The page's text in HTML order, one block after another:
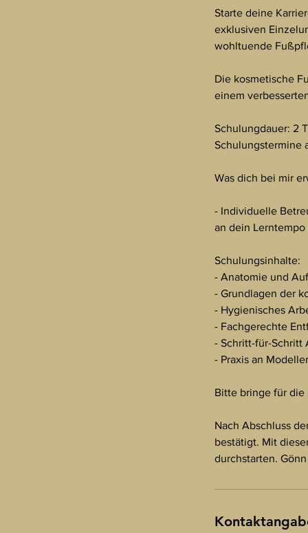
Starte deine
exklusiven
wohltuende
Die kosmetische
einem
Schulungdauer: 2
Schulungstermine
Was dich bei mir
- Individuelle
an dein Lerntempo
Schulungsinhalte:
- Anatomie und
- Grundlagen der
- Hygienisches
- Fachgerechte
- Schritt-für-Schritt
- Praxis an
Bitte bringe für die
Nach Abschluss
bestätigt. Mit
durchstarten.